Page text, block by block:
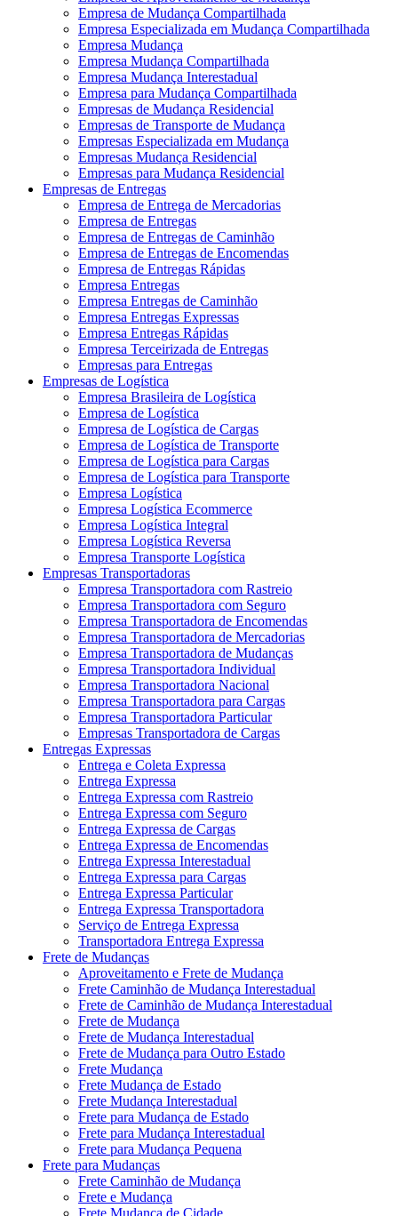
Empresa de Mudança Compartilhada
Empresa Especializada em Mudança Compartilhada
Empresa Mudança
Empresa Mudança Compartilhada
Empresa Mudança Interestadual
Empresa para Mudança Compartilhada
Empresas de Mudança Residencial
Empresas de Transporte de Mudança
Empresas Especializada em Mudança
Empresas Mudança Residencial
Empresas para Mudança Residencial
Empresas de Entregas
Empresa de Entrega de Mercadorias
Empresa de Entregas
Empresa de Entregas de Caminhão
Empresa de Entregas de Encomendas
Empresa de Entregas Rápidas
Empresa Entregas
Empresa Entregas de Caminhão
Empresa Entregas Expressas
Empresa Entregas Rápidas
Empresa Terceirizada de Entregas
Empresas para Entregas
Empresas de Logística
Empresa Brasileira de Logística
Empresa de Logística
Empresa de Logística de Cargas
Empresa de Logística de Transporte
Empresa de Logística para Cargas
Empresa de Logística para Transporte
Empresa Logística
Empresa Logística Ecommerce
Empresa Logística Integral
Empresa Logística Reversa
Empresa Transporte Logística
Empresas Transportadoras
Empresa Transportadora com Rastreio
Empresa Transportadora com Seguro
Empresa Transportadora de Encomendas
Empresa Transportadora de Mercadorias
Empresa Transportadora de Mudanças
Empresa Transportadora Individual
Empresa Transportadora Nacional
Empresa Transportadora para Cargas
Empresa Transportadora Particular
Empresas Transportadora de Cargas
Entregas Expressas
Entrega e Coleta Expressa
Entrega Expressa
Entrega Expressa com Rastreio
Entrega Expressa com Seguro
Entrega Expressa de Cargas
Entrega Expressa de Encomendas
Entrega Expressa Interestadual
Entrega Expressa para Cargas
Entrega Expressa Particular
Entrega Expressa Transportadora
Serviço de Entrega Expressa
Transportadora Entrega Expressa
Frete de Mudanças
Aproveitamento e Frete de Mudança
Frete Caminhão de Mudança Interestadual
Frete de Caminhão de Mudança Interestadual
Frete de Mudança
Frete de Mudança Interestadual
Frete de Mudança para Outro Estado
Frete Mudança
Frete Mudança de Estado
Frete Mudança Interestadual
Frete para Mudança de Estado
Frete para Mudança Interestadual
Frete para Mudança Pequena
Frete para Mudanças
Frete Caminhão de Mudança
Frete e Mudança
Frete Mudança de Cidade